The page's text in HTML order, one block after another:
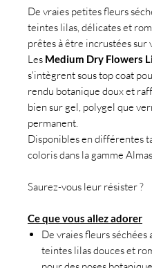
De vraies petites fleurs
teintes lilas, délicates et
prêtes à être incrustées sur
Les Medium Dry Flowers
s'intègrent sous top coat
rendu botanique doux et
bien sur gel, polygel que
permanent.
Disponibles en différentes
coloris dans la gamme
Saurez-vous leur résister ?
Ce que vous allez adorer
De vraies fleurs séchées
teintes lilas douces et